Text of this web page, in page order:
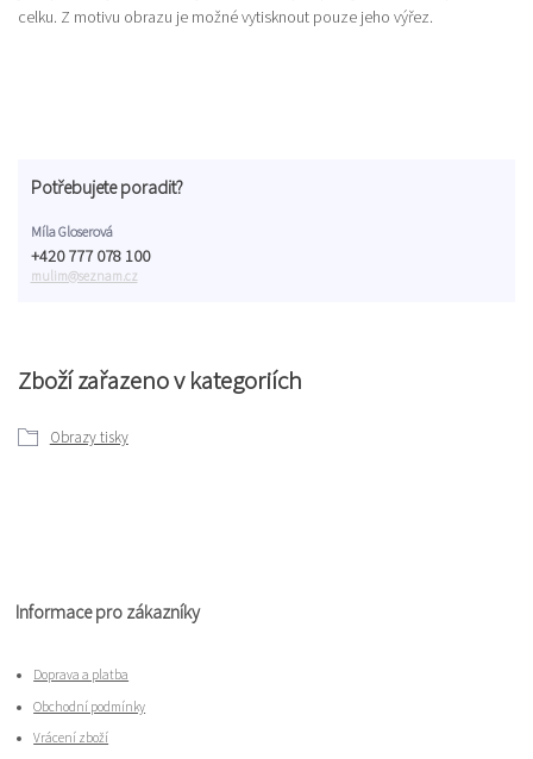
celku. Z motivu obrazu je možné vytisknout pouze jeho výřez.
Zboží zařazeno v kategoriích
Obrazy tisky
Potřebujete poradit?
Míla Gloserová
+420 777 078 100
mulim@seznam.cz
Informace pro zákazníky
Doprava a platba
Obchodní podmínky
Vrácení zboží